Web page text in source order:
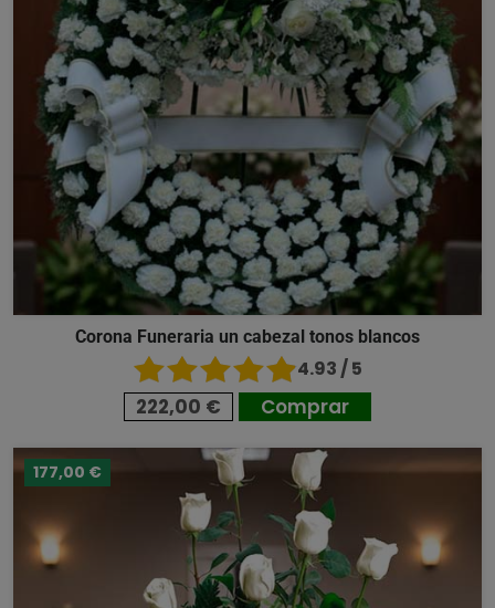
Corona Funeraria un cabezal tonos blancos
4.93 / 5
222,00 € Comprar
177,00 €